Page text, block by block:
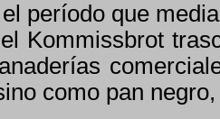
período que
Kommissbrot
como pan